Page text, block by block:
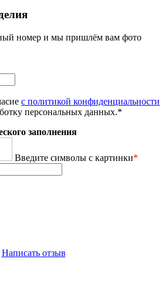
номер и мы пришлём вам фото
с политикой конфиденциальности
персональных данных.*
заполнения
Введите символы с картинки*
Написать отзыв